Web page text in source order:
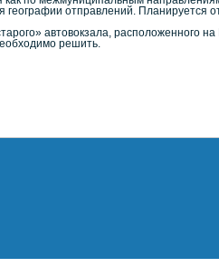
географии отправлений. Планируется
автовокзала, расположенного
решить.